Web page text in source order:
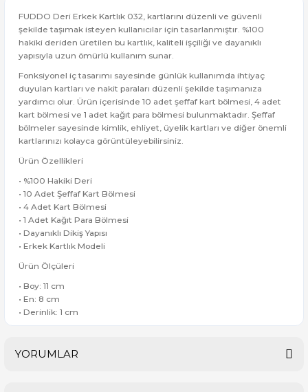
FUDDO Deri Erkek Kartlık 032, kartlarını düzenli ve güvenli
şekilde taşımak isteyen kullanıcılar için tasarlanmıştır. %100
hakiki deriden üretilen bu kartlık, kaliteli işçiliği ve dayanıklı
yapısıyla uzun ömürlü kullanım sunar.
Fonksiyonel iç tasarımı sayesinde günlük kullanımda ihtiyaç
duyulan kartları ve nakit paraları düzenli şekilde taşımanıza
yardımcı olur. Ürün içerisinde 10 adet şeffaf kart bölmesi, 4 adet
kart bölmesi ve 1 adet kağıt para bölmesi bulunmaktadır. Şeffaf
bölmeler sayesinde kimlik, ehliyet, üyelik kartları ve diğer önemli
kartlarınızı kolayca görüntüleyebilirsiniz.
Ürün Özellikleri
• %100 Hakiki Deri
• 10 Adet Şeffaf Kart Bölmesi
• 4 Adet Kart Bölmesi
• 1 Adet Kağıt Para Bölmesi
• Dayanıklı Dikiş Yapısı
• Erkek Kartlık Modeli
Ürün Ölçüleri
• Boy: 11 cm
• En: 8 cm
• Derinlik: 1 cm
YORUMLAR